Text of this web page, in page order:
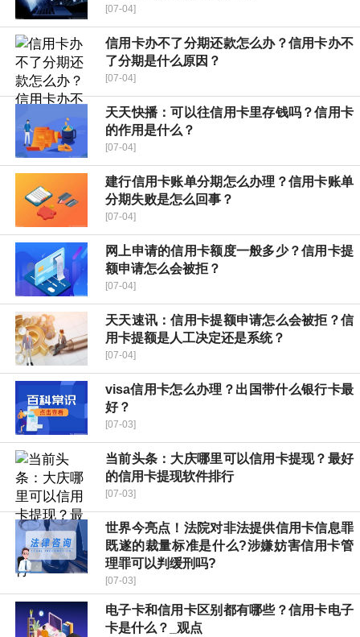
[07-04]
信用卡办不了分期还款怎么办？信用卡办不
了分期是什么原因？
[07-04]
天天快播：可以往信用卡里存钱吗？信用卡
的作用是什么？
[07-04]
建行信用卡账单分期怎么办理？信用卡账单
分期失败是怎么回事？
[07-04]
网上申请的信用卡额度一般多少？信用卡提
额申请怎么会被拒？
[07-04]
天天速讯：信用卡提额申请怎么会被拒？信
用卡提额是人工决定还是系统？
[07-04]
visa信用卡怎么办理？出国带什么银行卡最
好？
[07-03]
当前头条：大庆哪里可以信用卡提现？最好
的信用卡提现软件排行
[07-03]
世界今亮点！法院对非法提供信用卡信息罪
既遂的裁量标准是什么?涉嫌妨害信用卡管
理罪可以判缓刑吗?
[07-03]
电子卡和信用卡区别都有哪些？信用卡电子
卡是什么？_观点